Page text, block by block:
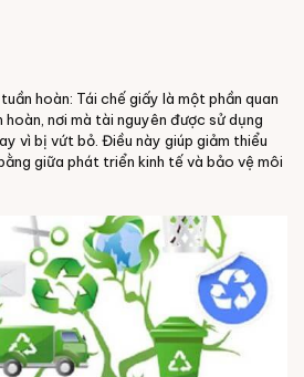
hoàn: Tái chế giấy là một phần quan
nơi mà tài nguyên được sử dụng
vì bị vứt bỏ. Điều này giúp giảm thiểu
giữa phát triển kinh tế và bảo vệ môi